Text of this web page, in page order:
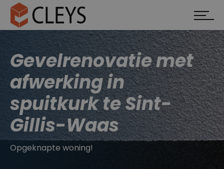
Gevelrenovatie met
afwerking in
spuitkurk te Sint-
Gillis-Waas
Opgeknapte woning!